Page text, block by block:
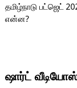
தமிழ்நாடு பட்ஜெட்
என்ன?
ஷார்ட்